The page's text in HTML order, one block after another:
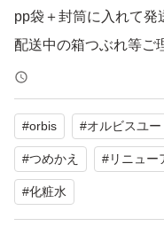
pp袋＋封筒に入れて発
配送中の箱つぶれ等ご
す。
お値下げ不可です。
購入時期：2026年6月
#orbis #オルビスユー
#つめかえ #リニュー
#化粧水